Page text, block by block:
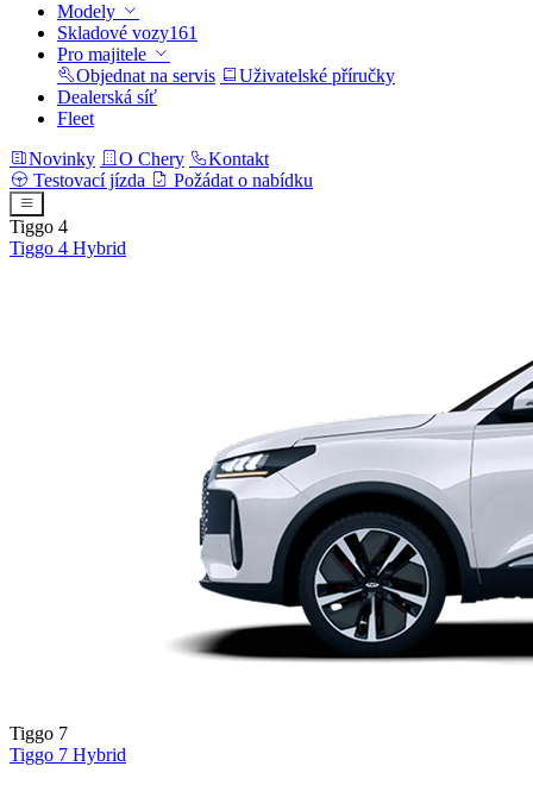
Modely
Skladové vozy161
Pro majitele
Objednat na servis
Uživatelské příručky
Dealerská síť
Fleet
Novinky
O Chery
Kontakt
Testovací jízda
Požádat o nabídku
Tiggo 4
Tiggo 4 Hybrid
Tiggo 7
Tiggo 7 Hybrid